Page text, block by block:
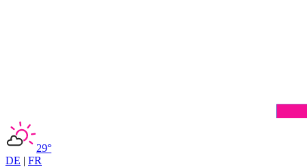
29°
DE | FR